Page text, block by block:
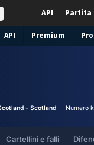
Partita
API
API Premium
- Scotland Numero
Cartellini e falli